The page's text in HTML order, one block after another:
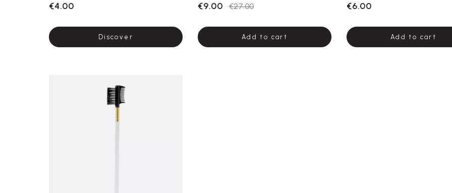
€4.00
Discover
€9.00
€27.00
Add to cart
€6.00
Add to cart